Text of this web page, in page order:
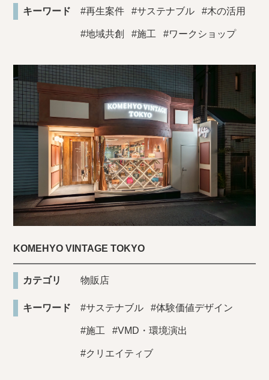
キーワード #再生案件 #サステナブル #木の活用
#地域共創 #施工 #ワークショップ
KOMEHYO VINTAGE TOKYO
カテゴリ 物販店
キーワード #サステナブル #体験価値デザイン
#施工 #VMD・環境演出
#クリエイティブ